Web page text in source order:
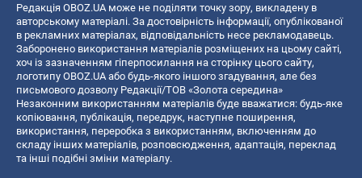
Редакція OBOZ.UA може не поділяти точку зору, викладену в
авторському матеріалі. За достовірність інформації, опублікованої
в рекламних матеріалах, відповідальність несе рекламодавець.
Заборонено використання матеріалів розміщених на цьому сайті,
хоч із зазначенням гіперпосилання на сторінку цього сайту,
логотипу OBOZ.UA або будь-якого іншого згадування, але без
письмового дозволу Редакції/ТОВ «Золота середина»
Незаконним використанням матеріалів буде вважатися: будь-яке
копiювання, публiкацiя, передрук, наступне поширення,
використання, переробка з використанням, включенням до
складу інших матеріалів, розповсюдження, адаптація, переклад
та інші подібні зміни матеріалу.